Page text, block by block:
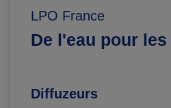
LPO France
De l'eau pour
Diffuzeurs